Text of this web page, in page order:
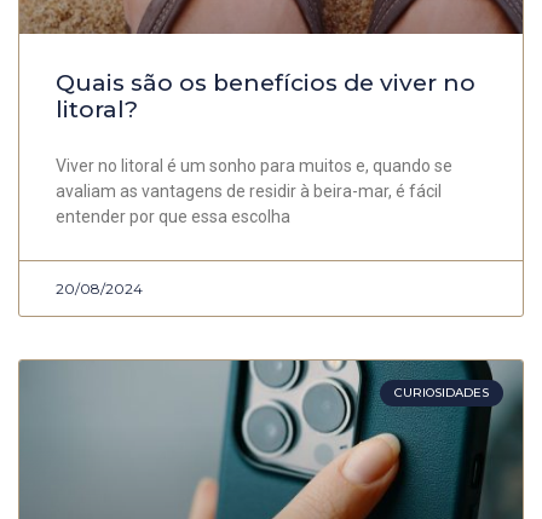
Quais são os benefícios de viver no
litoral?
Viver no litoral é um sonho para muitos e, quando se
avaliam as vantagens de residir à beira-mar, é fácil
entender por que essa escolha
20/08/2024
CURIOSIDADES